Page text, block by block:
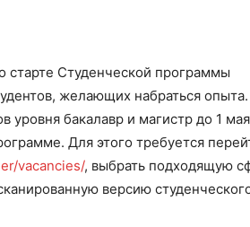
старте Студенческой программы
желающих набраться опыта.
уровня бакалавр и магистр до 1 мая
Для этого требуется
vacancies/, выбрать подходящую
версию